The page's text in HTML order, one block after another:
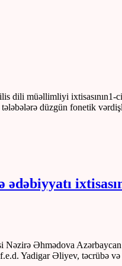
dili müəllimliyi
düzgün fonetik
Nəzirə Əhmədova
Yadigar Əliyev, təcrübə